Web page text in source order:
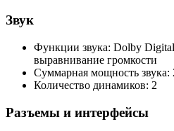
Звук
Функции звука: Dolby
выравнивание громкости
Суммарная мощность звука:
Количество динамиков: 2
Разъемы и интерфейсы